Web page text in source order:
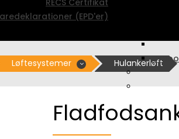
RECS Certifikat
(EPD'er)
U-
Løftesystemer Hulankerløft